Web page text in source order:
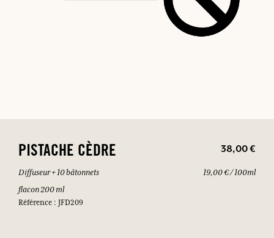
PISTACHE CÈDRE 38,00 €
Diffuseur + 10 bâtonnets
flacon 200 ml
Référence : JFD209
19,00 € / 100ml